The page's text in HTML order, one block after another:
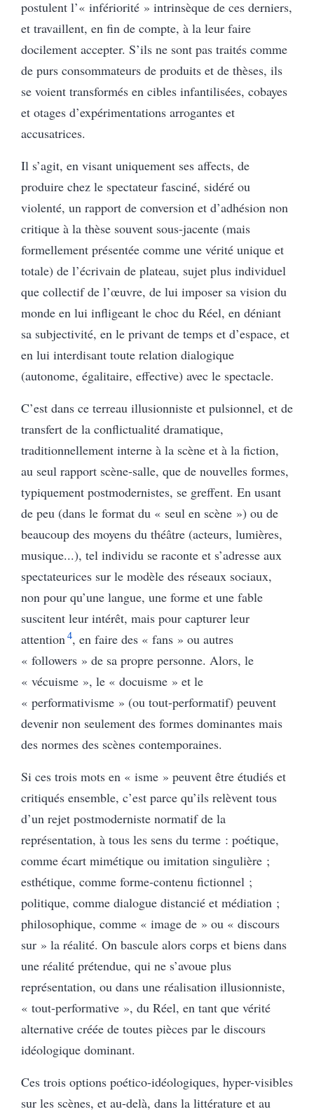
postulent l’« infériorité » intrinsèque de ces derniers,
et travaillent, en fin de compte, à la leur faire
docilement accepter. S’ils ne sont pas traités comme
de purs consommateurs de produits et de thèses, ils
se voient transformés en cibles infantilisées, cobayes
et otages d’expérimentations arrogantes et
accusatrices.
Il s’agit, en visant uniquement ses affects, de
produire chez le spectateur fasciné, sidéré ou
violenté, un rapport de conversion et d’adhésion non
critique à la thèse souvent sous-jacente (mais
formellement présentée comme une vérité unique et
totale) de l’écrivain de plateau, sujet plus individuel
que collectif de l’œuvre, de lui imposer sa vision du
monde en lui infligeant le choc du Réel, en déniant
sa subjectivité, en le privant de temps et d’espace, et
en lui interdisant toute relation dialogique
(autonome, égalitaire, effective) avec le spectacle.
C’est dans ce terreau illusionniste et pulsionnel, et de
transfert de la conflictualité dramatique,
traditionnellement interne à la scène et à la fiction,
au seul rapport scène-salle, que de nouvelles formes,
typiquement postmodernistes, se greffent. En usant
de peu (dans le format du « seul en scène ») ou de
beaucoup des moyens du théâtre (acteurs, lumières,
musique...), tel individu se raconte et s’adresse aux
spectateurices sur le modèle des réseaux sociaux,
non pour qu’une langue, une forme et une fable
suscitent leur intérêt, mais pour capturer leur
attention4, en faire des « fans » ou autres
« followers » de sa propre personne. Alors, le
« vécuisme », le « docuisme » et le
« performativisme » (ou tout-performatif) peuvent
devenir non seulement des formes dominantes mais
des normes des scènes contemporaines.
Si ces trois mots en « isme » peuvent être étudiés et
critiqués ensemble, c’est parce qu’ils relèvent tous
d’un rejet postmoderniste normatif de la
représentation, à tous les sens du terme : poétique,
comme écart mimétique ou imitation singulière ;
esthétique, comme forme-contenu fictionnel ;
politique, comme dialogue distancié et médiation ;
philosophique, comme « image de » ou « discours
sur » la réalité. On bascule alors corps et biens dans
une réalité prétendue, qui ne s’avoue plus
représentation, ou dans une réalisation illusionniste,
« tout-performative », du Réel, en tant que vérité
alternative créée de toutes pièces par le discours
idéologique dominant.
Ces trois options poético-idéologiques, hyper-visibles
sur les scènes, et au-delà, dans la littérature et au